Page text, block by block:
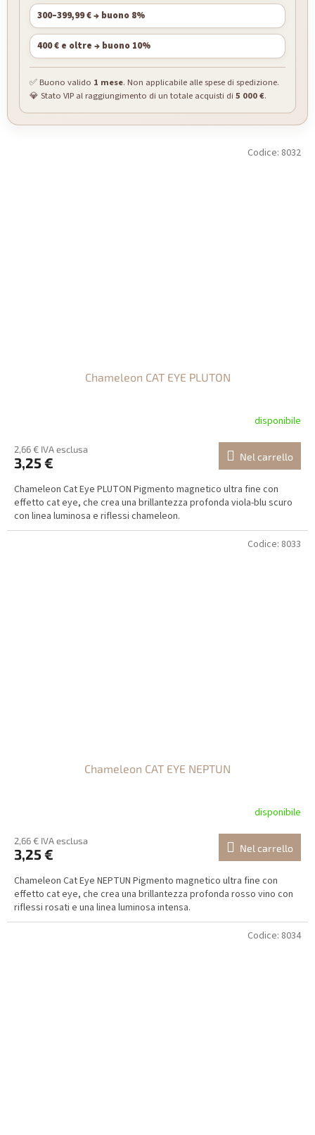
300–399,99 € → buono 8%
400 € e oltre → buono 10%
✅ Buono valido 1 mese. Non applicabile alle spese di spedizione.
💎 Stato VIP al raggiungimento di un totale acquisti di 5 000 €.
Chameleon CAT EYE PLUTON
disponibile
2,66 € IVA esclusa
3,25 € Nel carrello
Chameleon Cat Eye PLUTON Pigmento magnetico ultra fine con
effetto cat eye, che crea una brillantezza profonda viola-blu scuro
con linea luminosa e riflessi chameleon.
Codice: 8032
Chameleon CAT EYE NEPTUN
disponibile
2,66 € IVA esclusa
3,25 € Nel carrello
Chameleon Cat Eye NEPTUN Pigmento magnetico ultra fine con
effetto cat eye, che crea una brillantezza profonda rosso vino con
riflessi rosati e una linea luminosa intensa.
Codice: 8033
Codice: 8034